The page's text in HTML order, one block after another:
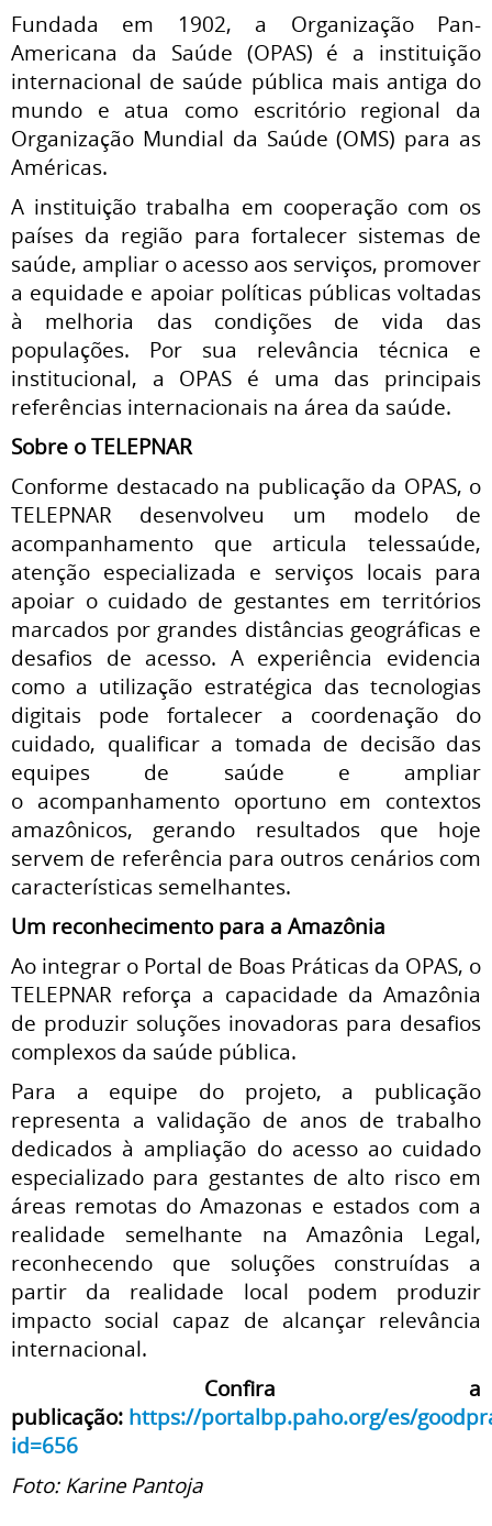
Fundada em 1902, a Organização Pan-
Americana da Saúde (OPAS) é a instituição
internacional de saúde pública mais antiga do
mundo e atua como escritório regional da
Organização Mundial da Saúde (OMS) para as
Américas.
A instituição trabalha em cooperação com os
países da região para fortalecer sistemas de
saúde, ampliar o acesso aos serviços, promover
a equidade e apoiar políticas públicas voltadas
à melhoria das condições de vida das
populações. Por sua relevância técnica e
institucional, a OPAS é uma das principais
referências internacionais na área da saúde.
Sobre o TELEPNAR
Conforme destacado na publicação da OPAS, o
TELEPNAR desenvolveu um modelo de
acompanhamento que articula telessaúde,
atenção especializada e serviços locais para
apoiar o cuidado de gestantes em territórios
marcados por grandes distâncias geográficas e
desafios de acesso. A experiência evidencia
como a utilização estratégica das tecnologias
digitais pode fortalecer a coordenação do
cuidado, qualificar a tomada de decisão das
equipes de saúde e ampliar
o acompanhamento oportuno em contextos
amazônicos, gerando resultados que hoje
servem de referência para outros cenários com
características semelhantes.
Um reconhecimento para a Amazônia
Ao integrar o Portal de Boas Práticas da OPAS, o
TELEPNAR reforça a capacidade da Amazônia
de produzir soluções inovadoras para desafios
complexos da saúde pública.
Para a equipe do projeto, a publicação
representa a validação de anos de trabalho
dedicados à ampliação do acesso ao cuidado
especializado para gestantes de alto risco em
áreas remotas do Amazonas e estados com a
realidade semelhante na Amazônia Legal,
reconhecendo que soluções construídas a
partir da realidade local podem produzir
impacto social capaz de alcançar relevância
internacional.
Confira a
publicação: https://portalbp.paho.org/es/
id=656
Foto: Karine Pantoja